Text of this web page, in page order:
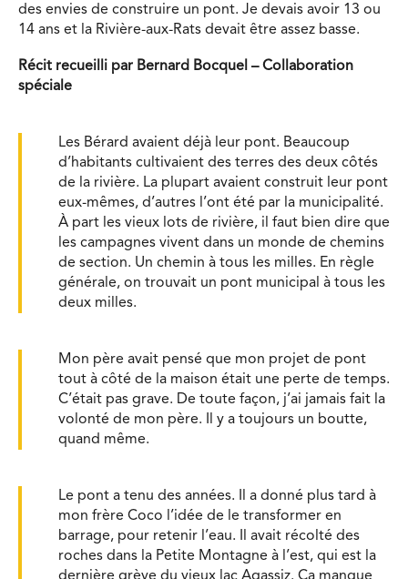
des envies de construire un pont. Je devais avoir 13 ou
14 ans et la Rivière-aux-Rats devait être assez basse.
Récit recueilli par Bernard Bocquel – Collaboration
spéciale
Les Bérard avaient déjà leur pont. Beaucoup
d’habitants cultivaient des terres des deux côtés
de la rivière. La plupart avaient construit leur pont
eux-mêmes, d’autres l’ont été par la municipalité.
À part les vieux lots de rivière, il faut bien dire que
les campagnes vivent dans un monde de chemins
de section. Un chemin à tous les milles. En règle
générale, on trouvait un pont municipal à tous les
deux milles.
Mon père avait pensé que mon projet de pont
tout à côté de la maison était une perte de temps.
C’était pas grave. De toute façon, j’ai jamais fait la
volonté de mon père. Il y a toujours un boutte,
quand même.
Le pont a tenu des années. Il a donné plus tard à
mon frère Coco l’idée de le transformer en
barrage, pour retenir l’eau. Il avait récolté des
roches dans la Petite Montagne à l’est, qui est la
dernière grève du vieux lac Agassiz. Ça manque